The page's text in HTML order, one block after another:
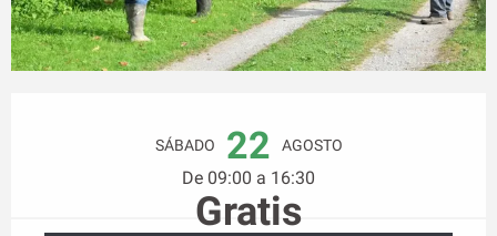
SÁBADO 22 AGOSTO
De 09:00 a 16:30
Gratis